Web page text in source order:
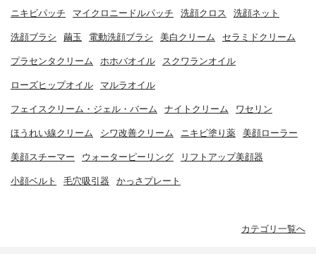
ニキビパッチ マイクロニードルパッチ 洗顔クロス 洗顔ネット
洗顔ブラシ 繭玉 電動洗顔ブラシ 美白クリーム セラミドクリーム
プラセンタクリーム ホホバオイル スクワランオイル
ローズヒップオイル マルラオイル
フェイスクリーム・ジェル・バーム ナイトクリーム ワセリン
ほうれい線クリーム シワ改善クリーム ニキビ塗り薬 美顔ローラー
美顔スチーマー ウォーターピーリング リフトアップ美顔器
小顔ベルト 毛穴吸引器 かっさプレート
カテゴリ一覧へ